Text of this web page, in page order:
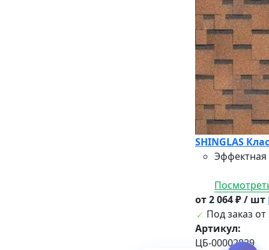
SHINGLAS
Эффектная
от 2 064 ₽ / шт
Под заказ от
Артикул:
ЦБ-00002829